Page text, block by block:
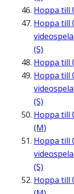
Hoppa till
Hoppa till
(S)
Hoppa till
Hoppa till
(S)
Hoppa till
(M)
Hoppa till
(S)
Hoppa till